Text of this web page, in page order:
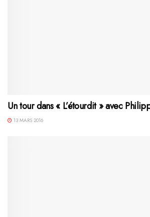
Un tour dans « L’étourdit » avec
13 MARS 2016